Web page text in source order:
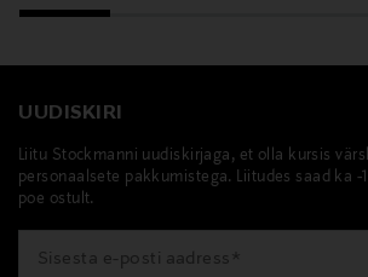
UUDISKIRI
Liitu Stockmanni uudiskirjaga, et olla kursis
personaalsete pakkumistega. Liitudes saad ka -
poe ostult.